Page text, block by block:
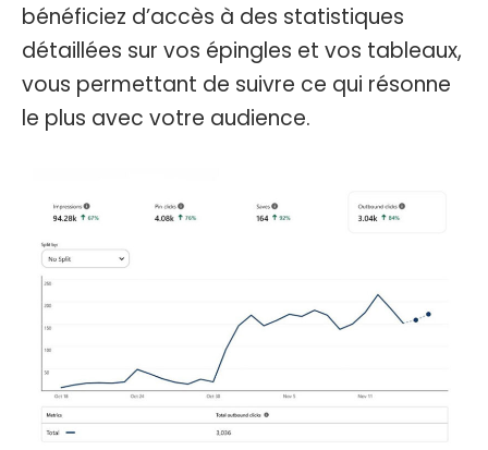
bénéficiez d’accès à des statistiques
détaillées sur vos épingles et vos tableaux,
vous permettant de suivre ce qui résonne
le plus avec votre audience.